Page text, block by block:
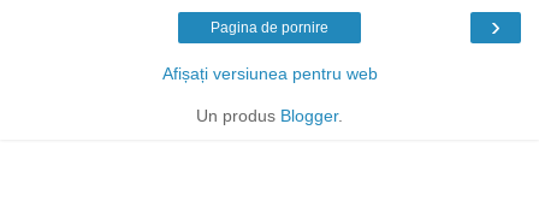
›
Pagina de pornire
Afișați versiunea pentru web
Un produs Blogger.